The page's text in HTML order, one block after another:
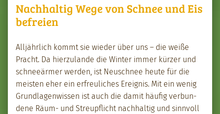
Nachhaltig Wege von Schnee und Eis
befreien
Alljährlich kommt sie wieder über uns – die weiße
Pracht. Da hierzu­lande die Win­ter immer kürz­er und
schneeärmer wer­den, ist Neuschnee heute für die
meis­ten eher ein erfreulich­es Ereig­nis. Mit ein wenig
Grund­la­gen­wis­sen ist auch die damit häu­fig ver­bun­
dene Räum- und Stre­upflicht nach­haltig und sin­nvoll